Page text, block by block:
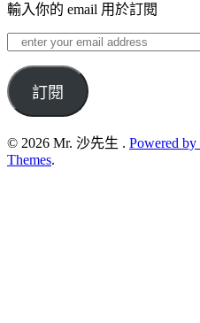
輸入你的 email 用於訂閱
enter
your
email
address訂閱
© 2026 Mr. 沙先生 . Powered by
Themes.